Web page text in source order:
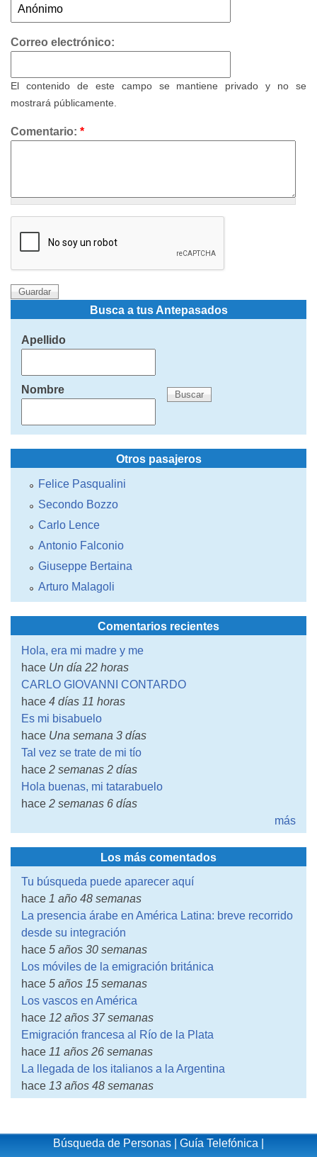
Correo electrónico:
El contenido de este campo se mantiene privado y no se
mostrará públicamente.
Comentario: *
Busca a tus Antepasados
Apellido
Nombre
Otros pasajeros
Felice Pasqualini
Secondo Bozzo
Carlo Lence
Antonio Falconio
Giuseppe Bertaina
Arturo Malagoli
Comentarios recientes
Hola, era mi madre y me
hace Un día 22 horas
CARLO GIOVANNI CONTARDO
hace 4 días 11 horas
Es mi bisabuelo
hace Una semana 3 días
Tal vez se trate de mi tío
hace 2 semanas 2 días
Hola buenas, mi tatarabuelo
hace 2 semanas 6 días
más
Los más comentados
Tu búsqueda puede aparecer aquí
hace 1 año 48 semanas
La presencia árabe en América Latina: breve recorrido
desde su integración
hace 5 años 30 semanas
Los móviles de la emigración británica
hace 5 años 15 semanas
Los vascos en América
hace 12 años 37 semanas
Emigración francesa al Río de la Plata
hace 11 años 26 semanas
La llegada de los italianos a la Argentina
hace 13 años 48 semanas
Búsqueda de Personas Guía Telefónica